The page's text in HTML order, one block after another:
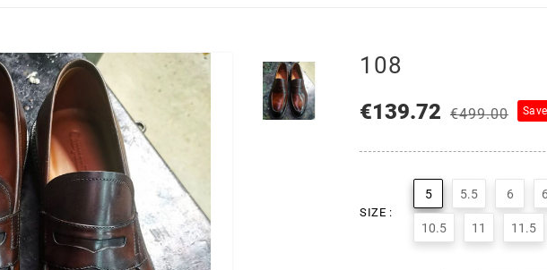
108
€139.72 €499.00
SIZE :
5 5.5 6
10.5 11 11.5